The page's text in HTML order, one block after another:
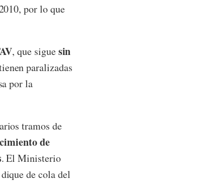
por lo que
, que siguesin
paralizadas
por la
tramos de
de
. El Ministerio
de cola del